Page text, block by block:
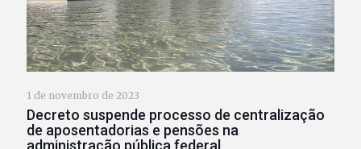
1 de novembro de 2023
Decreto suspende processo de centralização
de aposentadorias e pensões na
administração pública federal